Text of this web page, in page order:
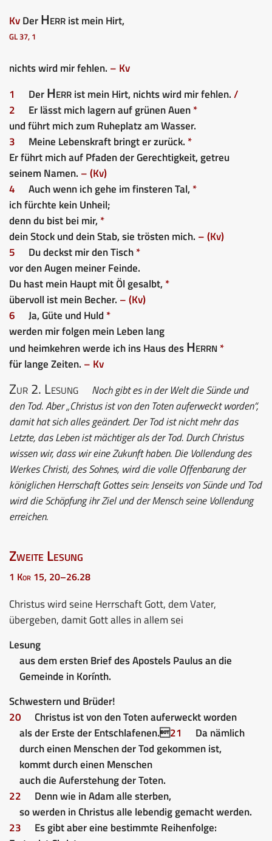
KvDerHerrist mein Hirt,
GL 37, 1
nichts wird mir fehlen. – Kv
1
DerHerrist mein Hirt, nichts wird mir fehlen./
2
Er lässt mich lagern auf grünen Auen*
und führt mich zum Ruheplatz am Wasser.
3
Meine Lebenskraft bringt er zurück. *
Er führt mich auf Pfaden der Gerechtigkeit, getreu
seinem Namen. – (Kv)
4
Auch wenn ich gehe im finsteren Tal, *
ich fürchte kein Unheil;
denn du bist bei mir, *
dein Stock und dein Stab, sie trösten mich. – (Kv)
5
Du deckst mir den Tisch*
vor den Augen meiner Feinde.
Du hast mein Haupt mit Öl gesalbt, *
übervoll ist mein Becher. – (Kv)
6
Ja, Güte und Huld *
werden mir folgen mein Leben lang
und heimkehren werde ich ins Haus desHerrn*
für lange Zeiten. – Kv
Zur 2. Lesung
Noch gibt es in der Welt die Sünde und
den Tod. Aber „Christus ist von den Toten auferweckt worden“,
damit hat sich alles geändert. Der Tod ist nicht mehr das
Letzte, das Leben ist mächtiger als der Tod. Durch Christus
wissen wir, dass wir eine Zukunft haben. Die Vollendung des
Werkes Christi, des Sohnes, wird die volle Offenbarung der
königlichen Herrschaft Gottes sein: Jenseits von Sünde und Tod
wird die Schöpfung ihr Ziel und der Mensch seine Vollendung
erreichen.
Zweite Lesung
1 Kor 15, 20–26.28
Christus wird seine Herrschaft Gott, dem Vater,
übergeben, damit Gott alles in allem sei
Lesung
aus dem ersten Brief des Apostels Paulus an die
Gemeinde in Korínth.
Schwestern und Brüder!
20
Christus ist von den Toten auferweckt worden
als der Erste der Entschlafenen.21
Da nämlich
durcheinenMenschen der Tod gekommen ist,
kommt durcheinenMenschen
auch die Auferstehung der Toten.
22
Denn wie in Adam alle sterben,
so werden in Christus alle lebendig gemacht werden.
23
Es gibt aber eine bestimmte Reihenfolge: